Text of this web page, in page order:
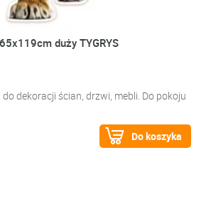
duży TYGRYS
dekoracji ścian, drzwi, mebli. Do pokoju
Do koszyka